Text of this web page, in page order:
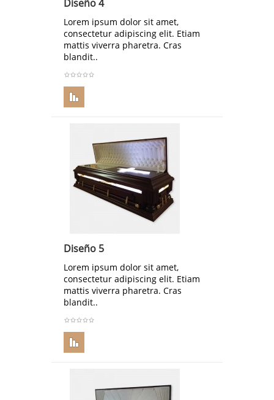
Diseño 4
Lorem ipsum dolor sit amet,
consectetur adipiscing elit. Etiam
mattis viverra pharetra. Cras
blandit..
Diseño 5
Lorem ipsum dolor sit amet,
consectetur adipiscing elit. Etiam
mattis viverra pharetra. Cras
blandit..